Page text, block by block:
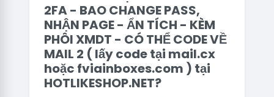
2FA - BAO CHANGE PASS,
NHẬN PAGE - ẨN TÍCH - KÈM
PHÔI XMDT - CÓ THỂ CODE VỀ
MAIL 2 ( lấy code tại mail.cx
hoặc fviainboxes.com ) tại
HOTLIKESHOP.NET?